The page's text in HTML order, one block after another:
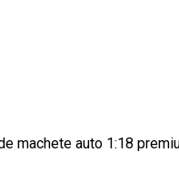
machete auto 1:18